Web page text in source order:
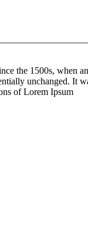
the 1500s, when
unchanged. It
of Lorem Ipsum